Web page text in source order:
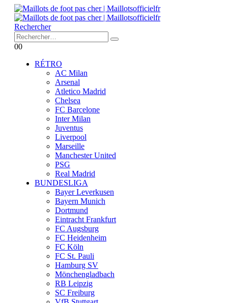
Rechercher
00
RÉTRO
AC Milan
Arsenal
Atletico Madrid
Chelsea
FC Barcelone
Inter Milan
Juventus
Liverpool
Marseille
Manchester United
PSG
Real Madrid
BUNDESLIGA
Bayer Leverkusen
Bayern Munich
Dortmund
Eintracht Frankfurt
FC Augsburg
FC Heidenheim
FC Köln
FC St. Pauli
Hamburg SV
Mönchengladbach
RB Leipzig
SC Freiburg